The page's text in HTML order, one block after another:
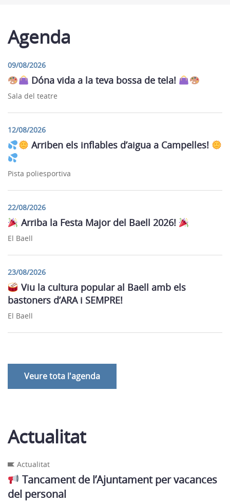
Agenda
09/08/2026
Dóna vida a la teva bossa de tela!
Sala del teatre
12/08/2026
Arriben els inflables d’aigua a Campelles!
Pista poliesportiva
22/08/2026
Arriba la Festa Major del Baell 2026!
El Baell
23/08/2026
Viu la cultura popular al Baell amb els
bastoners d’ARA i SEMPRE!
El Baell
Veure tota l'agenda
Actualitat
Actualitat
Tancament de l’Ajuntament per vacances
del personal